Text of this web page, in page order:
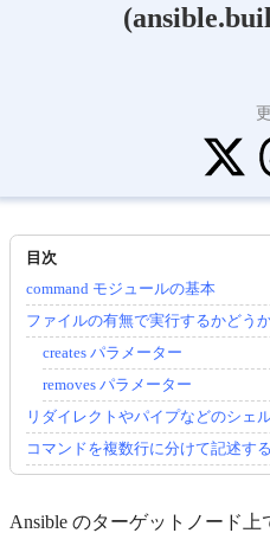
command モジュールの基本
ファイルの有無で実行するかどう
creates パラメーター
removes パラメーター
リダイレクトやパイプなどのシェ
コマンドを複数行に分けて記述する
Ansible のターゲットノード